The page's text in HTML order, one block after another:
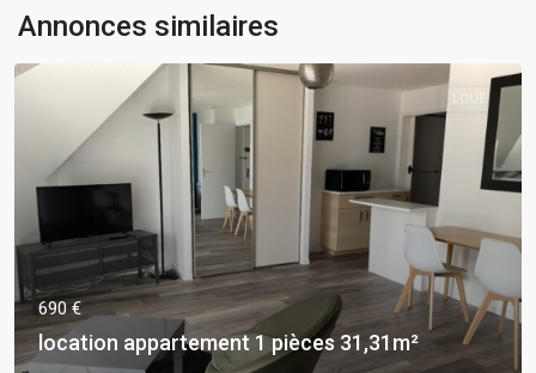
Annonces similaires
LOUÉ
690 €
location appartement 1 pièces 31,31m²